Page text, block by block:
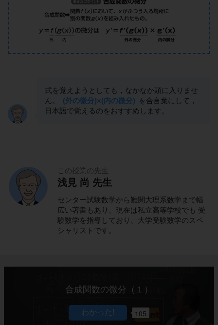
式を覚えようとしても，なかなか頭に入りませ
ん。
(外の微分)×(内の微分) を合言葉にして，
日本語で覚えるのをおすすめします。
この授業の先生
浅見 尚 先生
センター試験数学から難関大理系数学まで幅
広い著書もあり、現在は私立高等学校でも 受
験数学を指導しており、大学受験数学のスペ
シャリストです。
合成関数の微分（１）
105